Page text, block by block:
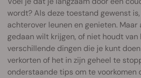
wordt? Als deze toestand gewenst
achterover leunen en genieten. Maar
gedaan wilt krijgen, of niet houdt van
verschillende dingen die je kunt
verkorten of het in zijn geheel te
onderstaande tips om te voorkomen